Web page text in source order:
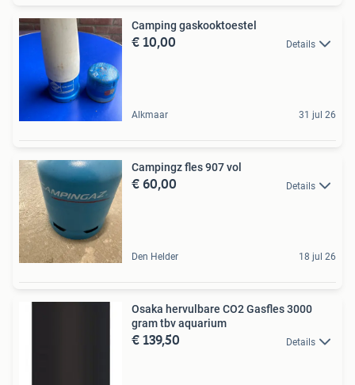
Camping gaskooktoestel
€ 10,00 Details
Alkmaar 31 jul 26
Campingz fles 907 vol
€ 60,00 Details
Den Helder 18 jul 26
Osaka hervulbare CO2 Gasfles 3000
gram tbv aquarium
€ 139,50 Details